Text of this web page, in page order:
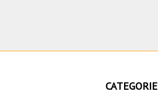
CATEGORIE